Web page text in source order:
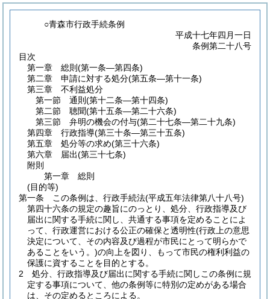
○青森市行政手続条例
平成十七年四月一日
条例第二十八号
目次
第一章
総則 (第一条―第四条)
第二章
申請に対する処分(第五条―第十一条)
第三章
不利益処分
第一節
通則 (第十二条―第十四条)
第二節
聴聞(第十五条―第二十六条)
第三節
弁明の機会の付与(第二十七条―第二十九条)
第四章
行政指導(第三十条―第三十五条)
第五章
処分等の求め(第三十六条)
第六章
届出(第三十七条)
附則
第一章
総則
(目的等)
第一条
この条例は、行政手続法(平成五年法律第八十八号)
第四十六条の規定の趣旨にのっとり、処分、行政指導及び
届出に関する手続に関し、共通する事項を定めることによ
って、行政運営における公正の確保と透明性(行政上の意思
決定について、その内容及び過程が市民にとって明らかで
あることをいう。)の向上を図り、もって市民の権利利益の
保護に資することを目的とする。
2
処分、行政指導及び届出に関する手続に関しこの条例に規
定する事項について、他の条例等に特別の定めがある場合
は、その定めるところによる。